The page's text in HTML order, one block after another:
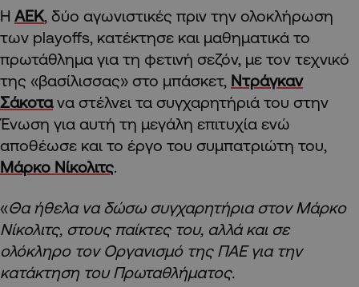
Η ΑΕΚ, δύο αγωνιστικές πριν την ολοκλήρωση
των playoffs, κατέκτησε και μαθηματικά το
πρωτάθλημα για τη φετινή σεζόν, με τον τεχνικό
της «βασίλισσας» στο μπάσκετ, Ντράγκαν
Σάκοτανα στέλνει τα συγχαρητήριά του στην
Ένωση για αυτή τη μεγάλη επιτυχία ενώ
αποθέωσε και το έργο του συμπατριώτη του,
Μάρκο Νίκολιτς.
«Θα ήθελα να δώσω συγχαρητήρια στον Μάρκο
Νίκολιτς, στους παίκτες του, αλλά και σε
ολόκληρο τον Οργανισμό της ΠΑΕ για την
κατάκτηση του Πρωταθλήματος.